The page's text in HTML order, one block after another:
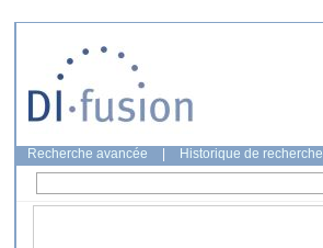
Recherche avancée Historique de recherche